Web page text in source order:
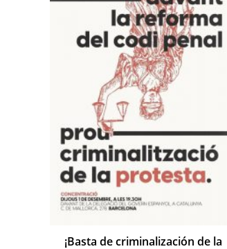
¡Basta de criminalización de la